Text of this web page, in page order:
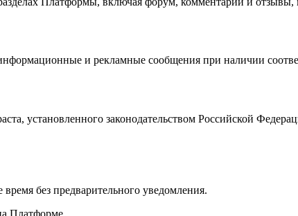
и рекламные сообщения при наличии
установленного законодательством Российской
без предварительного уведомления.
Платформе.